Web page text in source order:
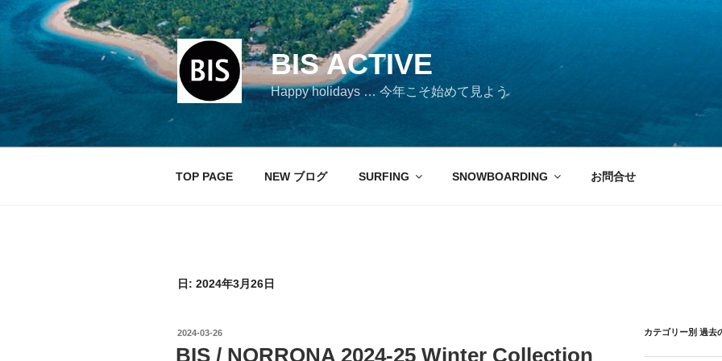
コ
ン
ツ
へ
キ
BIS ACTIVE
Happy holidays … 今年こそ始めて見よう
TOP PAGE NEW ブログ SURFING SNOWBOARDING お問合せ
日: 2024年3月26日
投
日:
2024-03-26
BIS / NORRONA 2024-25 Winter Collection
カテゴリー別 過去